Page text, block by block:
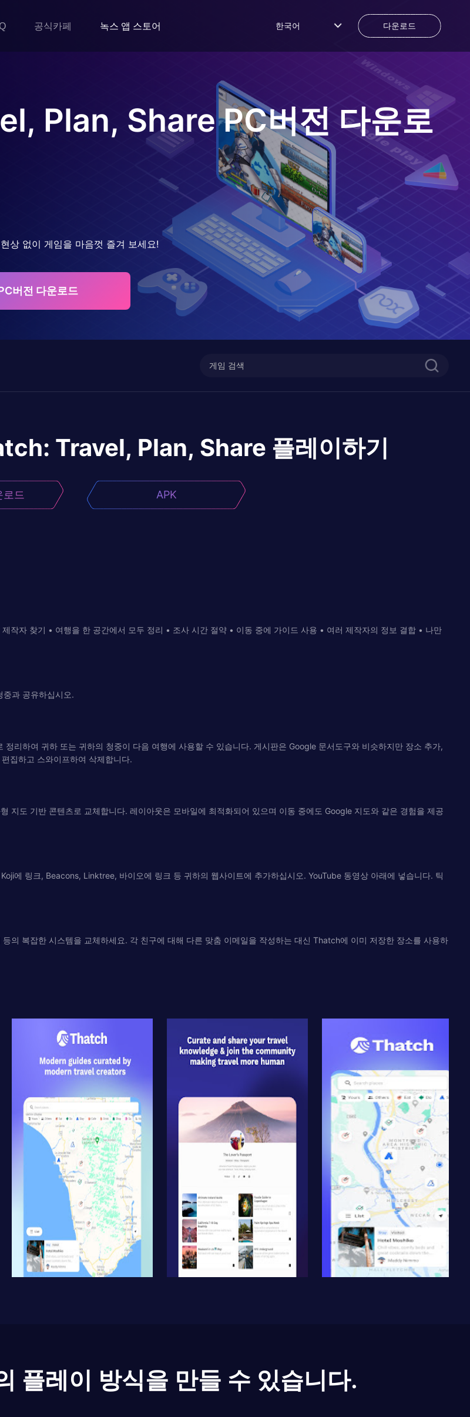
공식카페 녹스 앱 스토어 한국어 다운로드
Plan, SharePC버전 다운로
상 없이 게임을 마음껏 즐겨 보세요!
버전 다운로드
Travel, Plan, Share 플레이하기
로드 APK
작자 찾기 • 여행을 한 공간에서 모두 정리 • 조사 시간 절약 • 이동 중에 가이드 사용 • 여러 제작자의 정보 결합 • 나만
과 공유하십시오.
리하여 귀하 또는 귀하의 청중이 다음 여행에 사용할 수 있습니다. 게시판은 Google 문서도구와 비슷하지만 장소 추가,
집하고 스와이프하여 삭제합니다.
지도 기반 콘텐츠로 교체합니다. 레이아웃은 모바일에 최적화되어 있으며 이동 중에도 Google 지도와 같은 경험을 제공
에 링크, Beacons, Linktree, 바이오에 링크 등 귀하의 웹사이트에 추가하십시오. YouTube 동영상 아래에 넣습니다. 틱
복잡한 시스템을 교체하세요. 각 친구에 대해 다른 맞춤 이메일을 작성하는 대신 Thatch에 이미 저장한 장소를 사용하
플레이 방식을 만들 수 있습니다.